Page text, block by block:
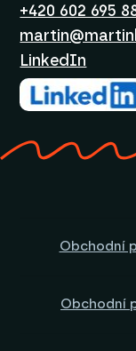
+420 602 695
LinkedIn
Obchodní
Obchodní